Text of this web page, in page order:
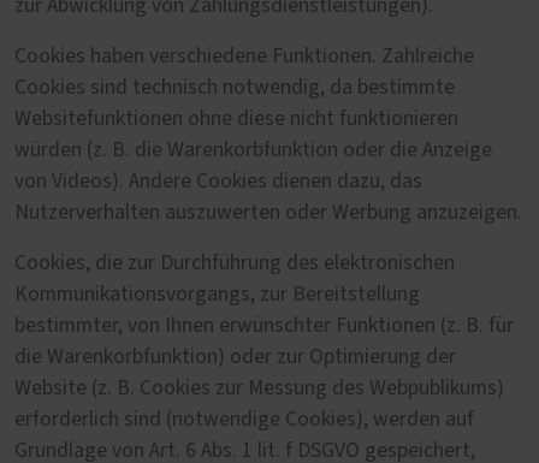
zur Abwicklung von Zahlungsdienstleistungen).
Cookies haben verschiedene Funktionen. Zahlreiche
Cookies sind technisch notwendig, da bestimmte
Websitefunktionen ohne diese nicht funktionieren
würden (z. B. die Warenkorbfunktion oder die Anzeige
von Videos). Andere Cookies dienen dazu, das
Nutzerverhalten auszuwerten oder Werbung anzuzeigen.
Cookies, die zur Durchführung des elektronischen
Kommunikationsvorgangs, zur Bereitstellung
bestimmter, von Ihnen erwünschter Funktionen (z. B. für
die Warenkorbfunktion) oder zur Optimierung der
Website (z. B. Cookies zur Messung des Webpublikums)
erforderlich sind (notwendige Cookies), werden auf
Grundlage von Art. 6 Abs. 1 lit. f DSGVO gespeichert,